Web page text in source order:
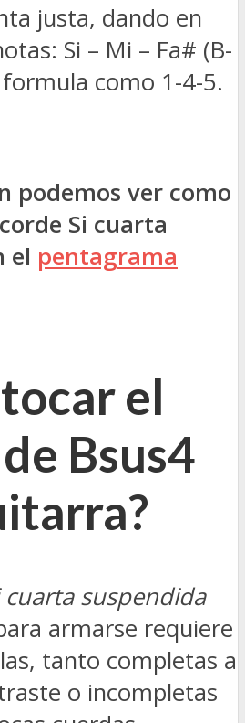
justa, dando en
Si – Mi – Fa# (B-
como 1-4-5.
podemos ver como
Si cuarta
el pentagrama
el
Bsus4
cuarta suspendida
armarse requiere
tanto completas a
o incompletas